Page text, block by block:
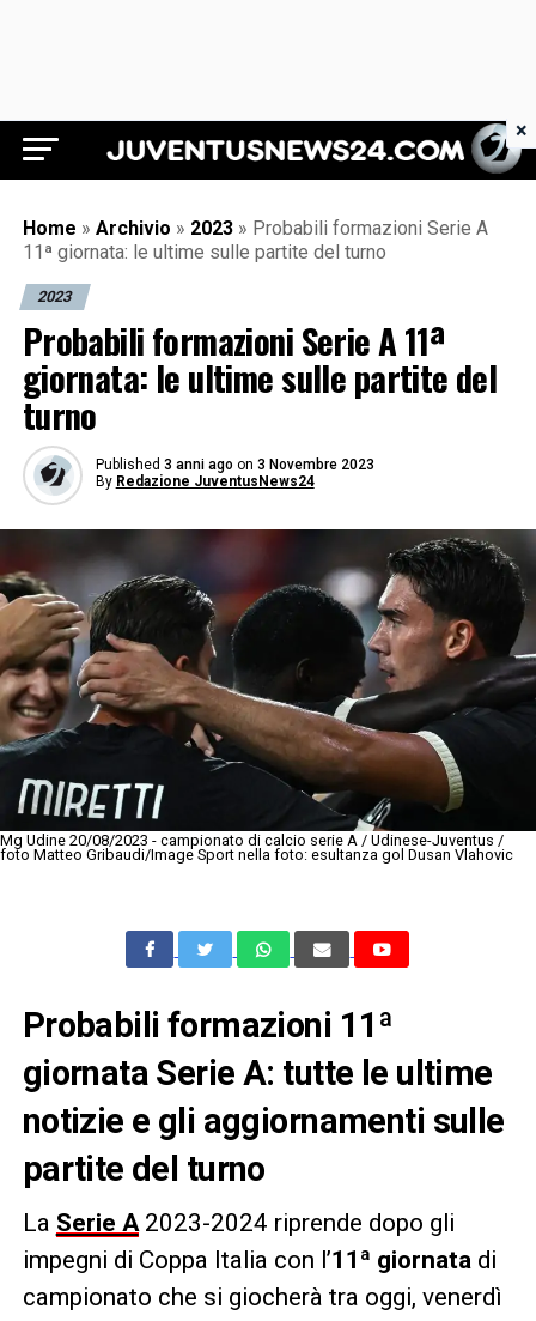
Juventus News 24
Home » Archivio » 2023 » Probabili formazioni Serie A
11ª giornata: le ultime sulle partite del turno
2023
Probabili formazioni Serie A 11ª
giornata: le ultime sulle partite del
turno
Published 3 anni ago on 3 Novembre 2023
By Redazione JuventusNews24
Mg Udine 20/08/2023 - campionato di calcio serie A / Udinese-Juventus /
foto Matteo Gribaudi/Image Sport nella foto: esultanza gol Dusan Vlahovic
Probabili formazioni 11ª
giornata Serie A: tutte le ultime
notizie e gli aggiornamenti sulle
partite del turno
La Serie A 2023-2024 riprende dopo gli
impegni di Coppa Italia con l’11ª giornatadi
campionato che si giocherà tra oggi, venerdì
×